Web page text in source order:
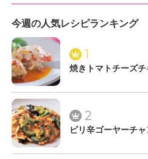
今週の人気レシピランキング
1
焼きトマトチーズチ
2
ピリ辛ゴーヤーチ